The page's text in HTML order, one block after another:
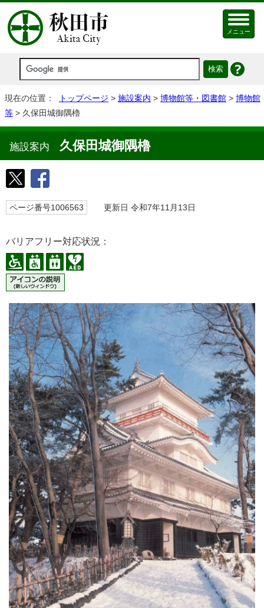
メニュー
現在の位置： トップページ > 施設案内 > 博物館等・図書館 > 博物館
等 > 久保田城御隅櫓
施設案内 久保田城御隅櫓
ページ番号1006563 更新日 令和7年11月13日
バリアフリー対応状況：